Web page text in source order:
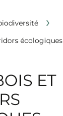
›
écologiques
ET